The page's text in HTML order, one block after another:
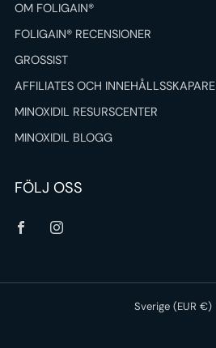
OM FOLIGAIN®
FOLIGAIN® RECENSIONER
GROSSIST
AFFILIATES OCH INNEHÅLLSSKAPARE
MINOXIDIL RESURSCENTER
MINOXIDIL BLOGG
FÖLJ OSS
Land Sverige (EUR €)